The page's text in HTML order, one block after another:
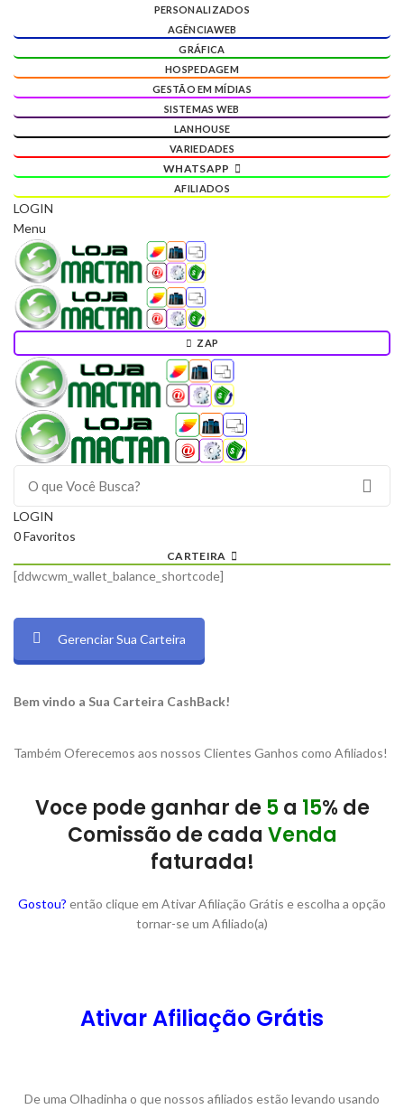
PERSONALIZADOS
AGÊNCIAWEB
GRÁFICA
HOSPEDAGEM
GESTÃO EM MÍDIAS
SISTEMAS WEB
LANHOUSE
VARIEDADES
WHATSAPP
AFILIADOS
LOGIN
Menu
ZAP
LOGIN
0Favoritos
CARTEIRA
[ddwcwm_wallet_balance_shortcode]
Gerenciar Sua Carteira
Bem vindo a Sua Carteira CashBack!
Também Oferecemos aos nossos Clientes Ganhos como Afiliados!
Voce pode ganhar de 5a 15% de
Comissão de cada Venda
faturada!
Gostou? então clique em Ativar Afiliação Grátis e escolha a opção
tornar-se um Afiliado(a)
Ativar Afiliação Grátis
De uma Olhadinha o que nossos afiliados estão levando usando